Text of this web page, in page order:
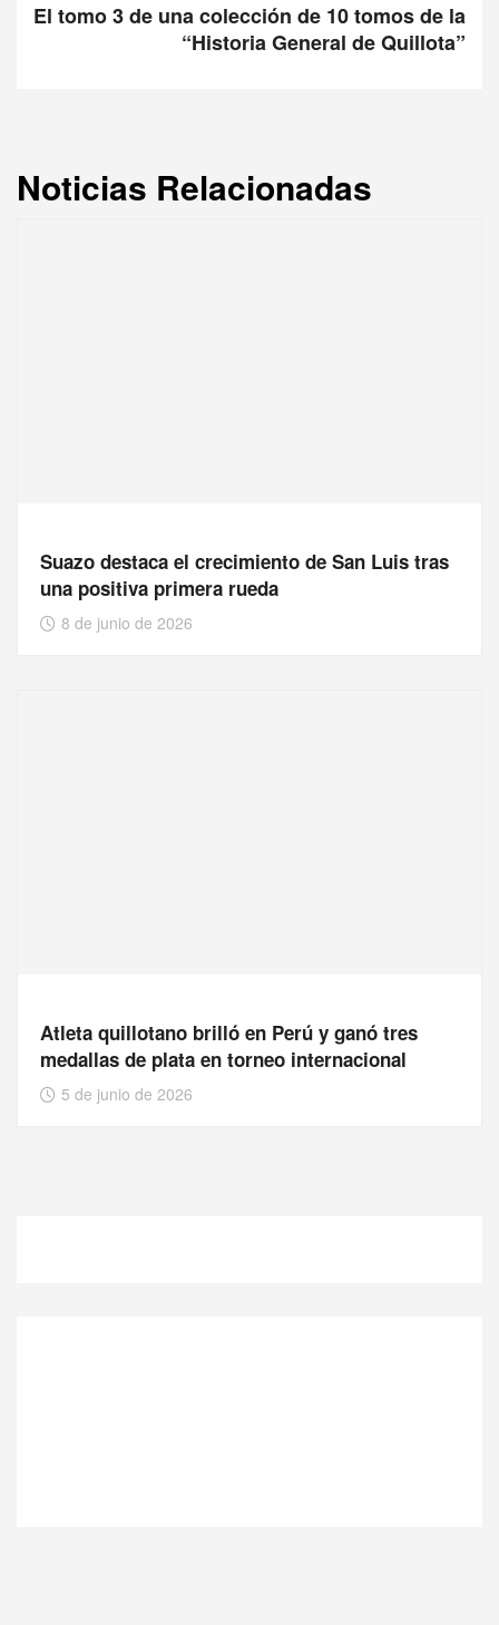
El tomo 3 de una colección de 10 tomos de la
“Historia General de Quillota”
Noticias Relacionadas
Suazo destaca el crecimiento de San Luis tras
una positiva primera rueda
8 de junio de 2026
Atleta quillotano brilló en Perú y ganó tres
medallas de plata en torneo internacional
5 de junio de 2026